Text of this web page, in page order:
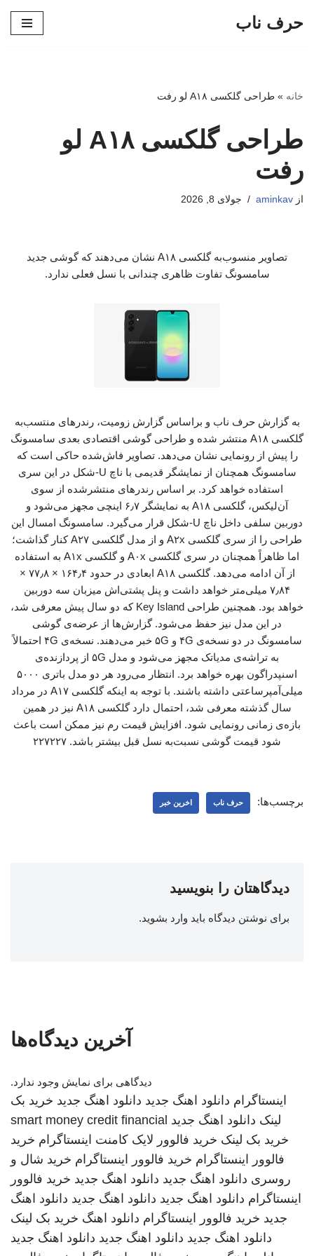
حرف ناب
خانه » طراحی گلکسی A۱۸ لو رفت
طراحی گلکسی A۱۸ لو
رفت
از aminkav جولای 8, 2026
تصاویر منسوب‌به گلکسی A۱۸ نشان می‌دهند که گوشی جدید
سامسونگ تفاوت ظاهری چندانی با نسل فعلی ندارد.
به گزارش حرف ناب و براساس گزارش زومیت، رندرهای منتسب‌به
گلکسی A۱۸ منتشر شده و طراحی گوشی اقتصادی بعدی سامسونگ
را پیش از رونمایی نشان می‌دهد. تصاویر فاش‌شده حاکی است که
سامسونگ همچنان از نمایشگر قدیمی با ناچ U-شکل در این سری
استفاده خواهد کرد. بر اساس رندرهای منتشرشده از سوی
آن‌لیکس، گلکسی A۱۸ به نمایشگر ۶٫۷ اینچی مجهز می‌شود و
دوربین سلفی داخل ناچ U-‌شکل قرار می‌گیرد. سامسونگ امسال این
طراحی را از سری گلکسی A۲x و از مدل گلکسی A۲۷ کنار گذاشت؛
اما ظاهراً همچنان در سری گلکسی A۰x و گلکسی A۱x به استفاده
از آن ادامه می‌دهد. گلکسی A۱۸ ابعادی در حدود ۱۶۴٫۴ × ۷۷٫۸ ×
۷٫۸۴ میلی‌متر خواهد داشت و پنل پشتی‌اش میزبان سه دوربین
خواهد بود. همچنین طراحی Key Island که دو سال پیش معرفی شد،
در این مدل نیز حفظ می‌شود. گزارش‌ها از عرضه‌ی گوشی
سامسونگ در دو نسخه‌ی ۴G و ۵G خبر می‌دهند. نسخه‌ی ۴G احتمالاً
به تراشه‌ی مدیاتک مجهز می‌شود و مدل ۵G از پردازنده‌ی
اسنپدراگون بهره خواهد برد. انتظار می‌رود هر دو مدل باتری ۵۰۰۰
میلی‌آمپرساعتی داشته باشند. با توجه به اینکه گلکسی A۱۷ در مرداد
سال گذشته معرفی شد، احتمال دارد گلکسی A۱۸ نیز در همین
بازه‌ی زمانی رونمایی شود. افزایش قیمت رم نیز ممکن است باعث
شود قیمت گوشی نسبت‌به نسل قبل بیشتر باشد. ۲۲۷۲۲۷
برچسب‌ها: حرف ناب اخرین خبر
دیدگاهتان را بنویسید
برای نوشتن دیدگاه باید وارد بشوید.
آخرین دیدگاه‌ها
دیدگاهی برای نمایش وجود ندارد.
اینستاگرام دانلود اهنگ جدید دانلود اهنگ جدید خرید بک
لینک دانلود اهنگ جدید smart money credit financial
خرید بک لینک خرید فالوور لایک کامنت اینستاگرام خرید
فالوور اینستاگرام خرید فالوور اینستاگرام خرید شال و
روسری دانلود اهنگ جدید دانلود اهنگ جدید خرید فالوور
اینستاگرام دانلود اهنگ جدید دانلود اهنگ جدید دانلود اهنگ
جدید خرید فالوور اینستاگرام دانلود اهنگ خرید بک لینک
دانلود اهنگ جدید دانلود اهنگ جدید دانلود اهنگ جدید